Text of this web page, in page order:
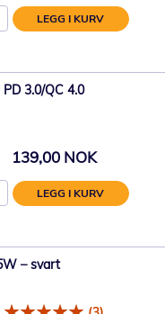
LEGG I KURV
3.0/QC 4.0
139,00 NOK
LEGG I KURV
– svart